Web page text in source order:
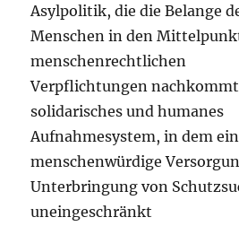
Asylpolitik, die die Belange
Menschen in den
menschenrechtlichen
Verpflichtungen
solidarisches und humanes
Aufnahmesystem, in dem
menschenwürdige
Unterbringung von
uneingeschränkt